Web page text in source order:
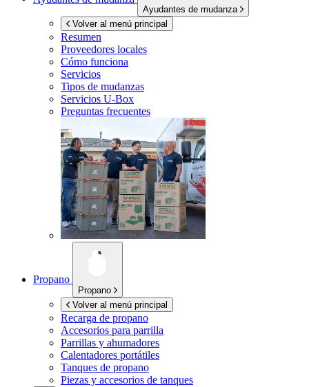
Ayudantes de mudanza
Volver al menú principal
Resumen
Proveedores locales
Cómo funciona
Servicios
Tipos de mudanzas
Servicios U-Box
Preguntas frecuentes
Propano
Propano
Volver al menú principal
Recarga de propano
Accesorios para parrilla
Parrillas y ahumadores
Calentadores portátiles
Tanques de propano
Piezas y accesorios de tanques